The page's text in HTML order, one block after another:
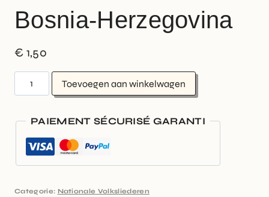
Bosnia-Herzegovina
€ 1,50
Toevoegen aan winkelwagen
PAIEMENT SÉCURISÉ GARANTI
Categorie: Nationale Volksliederen